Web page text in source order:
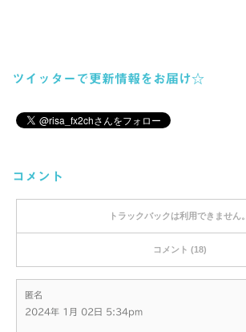
ツイッターで更新情報をお届け☆
コメント
トラックバックは利用できません。
コメント (18)
匿名
2024年 1月 02日 5:34pm